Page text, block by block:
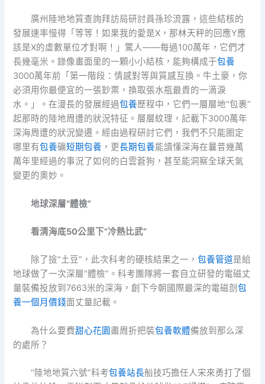
廣州陸地地質查詢拜訪局研討員孫珍流露，這些結核的
發展速率慢得「等等！如果我的愛是X，那林天秤的回應Y應
該是X的虛數單位才對啊！」驚人——每過100萬年，它們才
長幾毫米。錄像畫面里的一顆小小結核，能夠構成于包養
3000萬年前「第一階段：情感對等與質感互換。牛土豪，你
必須用你最便宜的一張鈔票，換取張水瓶最貴的一滴淚
水。」。在漫長的發展經過包養歷程中，它們一層層地“包裹”
起那時的陸地周遭的狀況特征。層層紋理，記載下3000萬年
深海周遭的狀況變遷。經由過程研討它們，我們不只能圈定
哪里有包養礦短期包養 ，更長期包養能讀懂深海在曩昔幾萬
萬年里經過的事況了如何的白雲蒼狗，甚至能洞察全球天氣
變更的奧妙。
地球深層“體檢”
看清海底50公里下“冷熱比武”
除了撿“土豆”，此次科考的硬核結果之一， 包養管道是給
地球做了一次深層“體檢”。科考團隊將一套自立研發的電磁丈
量裝備投放到7663米的深海，創下今朝國際最深的電磁剖包
養一個月價錢面丈量記載。
為什么要費甜心花園盡周折把裝包養軟體備放到那么深
的處所？
“陸地地質六號”科考包養站長船技巧擔任人宋來勇打了個